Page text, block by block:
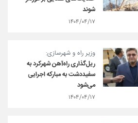
شوند
۱۴۰۴/۰۴/۱۷
وزیر راه و شهرسازی:
ریل‌گذاری راه‌آهن شهرکرد به
سفیددشت به مبارکه اجرایی
می‌شود
۱۴۰۴/۰۴/۱۷